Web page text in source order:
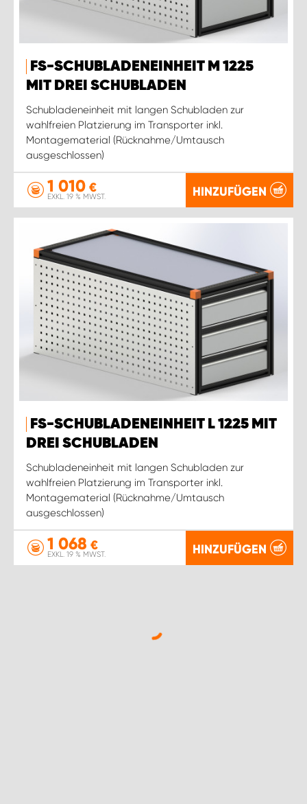
FS-SCHUBLADENEINHEIT M 1225
MIT DREI SCHUBLADEN
Schubladeneinheit mit langen Schubladen zur
wahlfreien Platzierung im Transporter inkl.
Montagematerial (Rücknahme/Umtausch
ausgeschlossen)
1 010 €
EXKL. 19 % MWST. HINZUFÜGEN
FS-SCHUBLADENEINHEIT L 1225 MIT
DREI SCHUBLADEN
Schubladeneinheit mit langen Schubladen zur
wahlfreien Platzierung im Transporter inkl.
Montagematerial (Rücknahme/Umtausch
ausgeschlossen)
1 068 €
EXKL. 19 % MWST. HINZUFÜGEN